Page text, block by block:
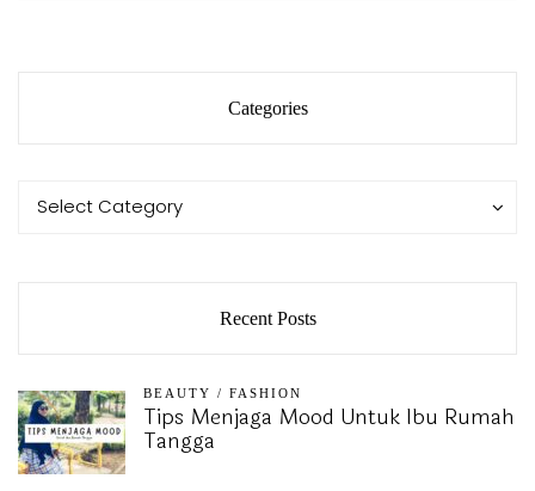
Categories
Categories
Select Category
Categories
Recent Posts
BEAUTY / FASHION
Tips Menjaga Mood Untuk Ibu Rumah
Tangga